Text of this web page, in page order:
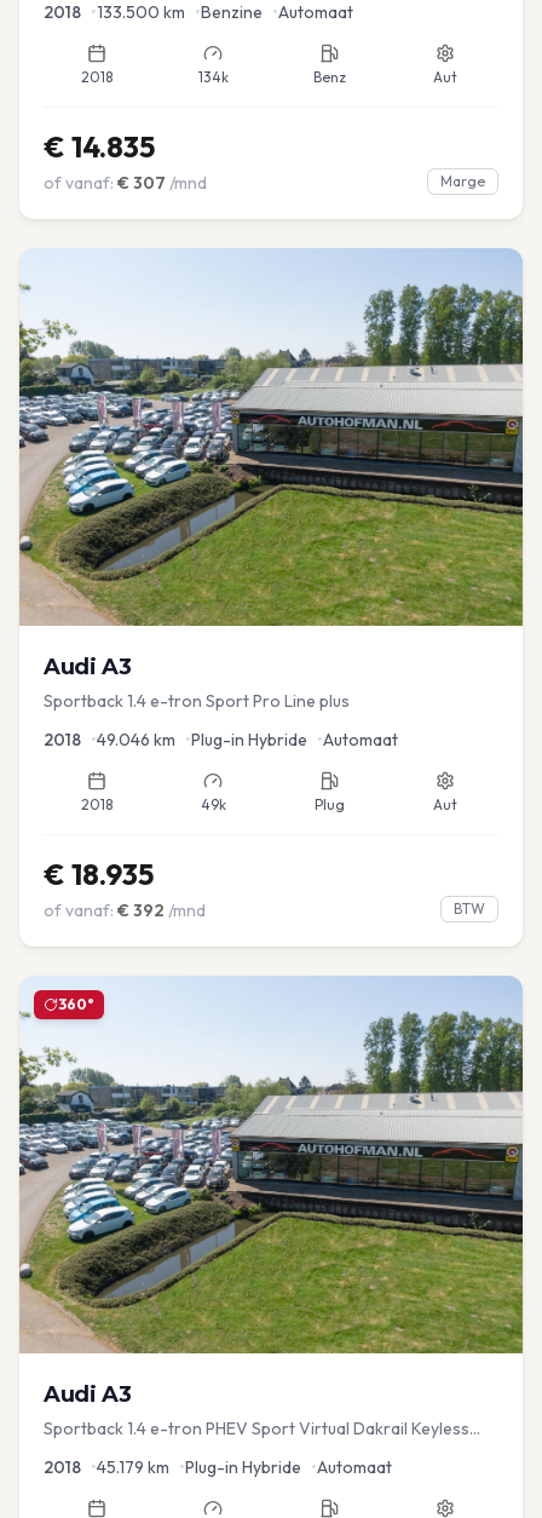
2018 •133.500 km •Benzine •Automaat
2018 134k Benz Aut
€ 14.835
of vanaf: € 307 /mnd Marge
Audi A3
Sportback 1.4 e-tron Sport Pro Line plus
2018 •49.046 km •Plug-in Hybride •Automaat
2018 49k Plug Aut
€ 18.935
of vanaf: € 392 /mnd BTW
360°
Audi A3
Sportback 1.4 e-tron PHEV Sport Virtual Dakrail Keyless
2018 •45.179 km •Plug-in Hybride •Automaat